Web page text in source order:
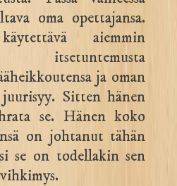
oma opettajansa.
aiemmin
itsetuntemusta
ja oman
juurisyy. Sitten hänen
se. Hänen koko
on johtanut tähän
se on todellakin sen